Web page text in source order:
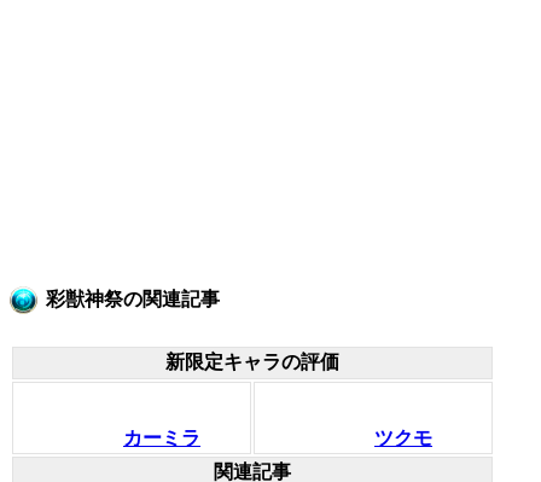
彩獣神祭の関連記事
新限定キャラの評価
カーミラ
ツクモ
関連記事